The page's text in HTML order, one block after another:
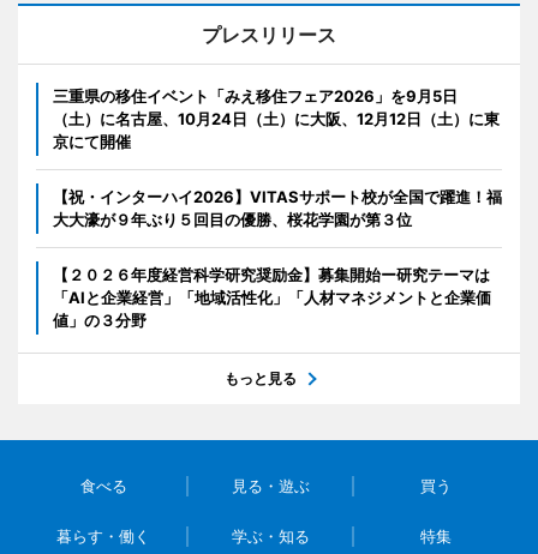
プレスリリース
三重県の移住イベント「みえ移住フェア2026」を9月5日
（土）に名古屋、10月24日（土）に大阪、12月12日（土）に東
京にて開催
【祝・インターハイ2026】VITASサポート校が全国で躍進！福
大大濠が９年ぶり５回目の優勝、桜花学園が第３位
【２０２６年度経営科学研究奨励金】募集開始ー研究テーマは
「AIと企業経営」「地域活性化」「人材マネジメントと企業価
値」の３分野
もっと見る
食べる 見る・遊ぶ 買う
暮らす・働く 学ぶ・知る 特集